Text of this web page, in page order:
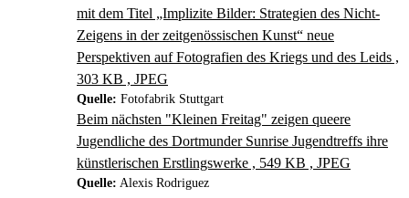
mit dem Titel „Implizite Bilder: Strategien des Nicht-
Zeigens in der zeitgenössischen Kunst“ neue
Perspektiven auf Fotografien des Kriegs und des Leids ,
303 KB , JPEG
Quelle: Fotofabrik Stuttgart
Beim nächsten "Kleinen Freitag" zeigen queere
Jugendliche des Dortmunder Sunrise Jugendtreffs ihre
künstlerischen Erstlingswerke , 549 KB , JPEG
Quelle: Alexis Rodriguez